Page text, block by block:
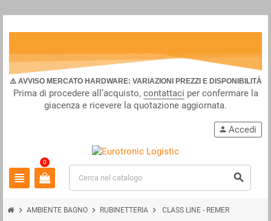
⚠️ AVVISO MERCATO HARDWARE: VARIAZIONI PREZZI E DISPONIBILITÀ
Prima di procedere all’acquisto, contattaci per confermare la
giacenza e ricevere la quotazione aggiornata.
view_headline
person Accedi
0
search
chevron_right AMBIENTE BAGNO chevron_right RUBINETTERIA chevron_right CLASS LINE - REMER